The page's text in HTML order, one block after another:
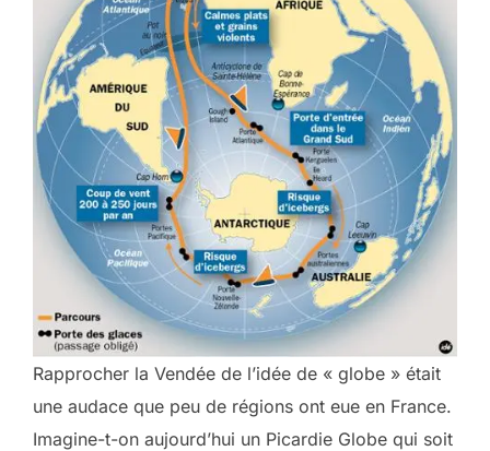
Rapprocher la Vendée de l’idée de « globe » était
une audace que peu de régions ont eue en France.
Imagine-t-on aujourd’hui un Picardie Globe qui soit